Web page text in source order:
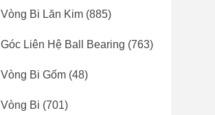
Vòng Bi Lăn Kim (885)
Góc Liên Hệ Ball Bearing (763)
Vòng Bi Gốm (48)
Vòng Bi (701)